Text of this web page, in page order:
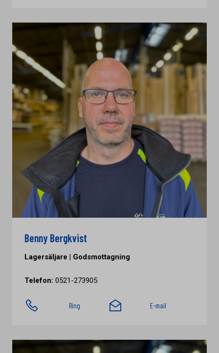
Benny Bergkvist
Lagersäljare | Godsmottagning
Telefon: 0521-273905
Ring E-mail